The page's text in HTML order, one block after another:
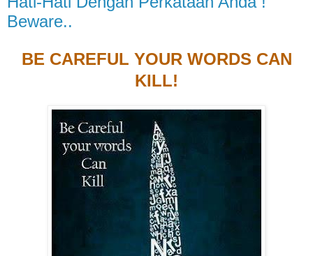
Beware..
BE CAREFUL YOUR WORDS CAN
KILL!